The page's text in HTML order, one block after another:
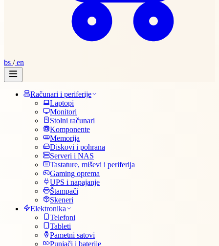
bs /en
Računari i periferije
Laptopi
Monitori
Stolni računari
Komponente
Memorija
Diskovi i pohrana
Serveri i NAS
Tastature, miševi i periferija
Gaming oprema
UPS i napajanje
Štampači
Skeneri
Elektronika
Telefoni
Tableti
Pametni satovi
Punjači i baterije